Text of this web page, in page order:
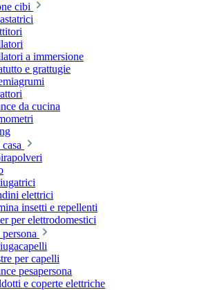
cibi
a immersione
e grattugie
da cucina
elettrici
insetti e repellenti
per elettrodomestici
per capelli
pesapersona
e coperte elettriche